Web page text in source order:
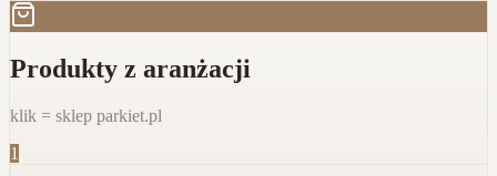
Produkty z aranżacji
klik = sklep parkiet.pl
1